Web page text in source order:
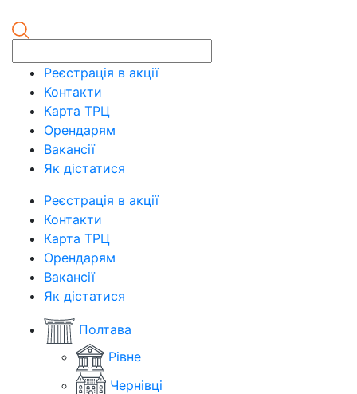
Реєстрація в акції
Контакти
Карта ТРЦ
Орендарям
Вакансії
Як дістатися
Реєстрація в акції
Контакти
Карта ТРЦ
Орендарям
Вакансії
Як дістатися
Полтава
Рівне
Чернівці